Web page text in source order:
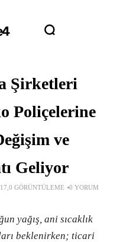
Şirketleri
Poliçelerine
ve
Geliyor
GÖRÜNTÜLEME 0 YORUM
yağış, ani sıcaklık
beklenirken; ticari